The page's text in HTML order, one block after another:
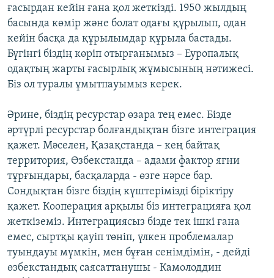
ғасырдан кейін ғана қол жеткізді. 1950 жылдың
басында көмір және болат одағы құрылып, одан
кейін басқа да құрылымдар құрыла бастады.
Бүгінгі біздің көріп отырғанымыз – Еуропалық
одақтың жарты ғасырлық жұмысының нәтижесі.
Біз ол туралы ұмытпауымыз керек.
Әрине, біздің ресурстар өзара тең емес. Бізде
әртүрлі ресурстар болғандықтан бізге интеграция
қажет. Мәселен, Қазақстанда – кең байтақ
территория, Өзбекстанда – адами фактор яғни
тұрғындары, басқаларда - өзге нәрсе бар.
Сондықтан бізге біздің күштерімізді біріктіру
қажет. Кооперация арқылы біз интеграцияға қол
жеткіземіз. Интеграциясыз бізде тек ішкі ғана
емес, сыртқы қауіп төніп, үлкен проблемалар
туындауы мүмкін, мен бұған сенімдімін, - дейді
өзбекстандық саясаттанушы - Камолоддин